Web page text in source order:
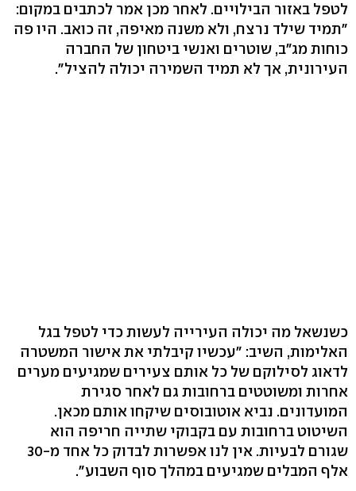
לטפל באזור הבילויים. לאחר מכן אמר לכתבים במקום:
"תמיד שילד נרצח, ולא משנה מאיפה, זה כואב. היו פה
כוחות מג"ב, שוטרים ואנשי ביטחון של החברה
העירונית, אך לא תמיד השמירה יכולה להציל".
כשנשאל מה יכולה העירייה לעשות כדי לטפל בגל
האלימות, השיב: "עכשיו קיבלתי את אישור המשטרה
לדאוג לסילוקם של כל אותם צעירים שמגיעים מערים
אחרות ומשוטטים ברחובות גם לאחר סגירת
המועדונים. נביא אוטובוסים שיקחו אותם מכאן.
השיטוט ברחובות עם בקבוקי שתייה חריפה הוא
שגורם לבעיות. אין לנו אפשרות לבדוק כל אחד מ-30
אלף המבלים שמגיעים במהלך סוף השבוע".